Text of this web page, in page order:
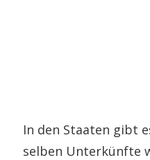
In den Staaten gibt
selben Unterkünfte